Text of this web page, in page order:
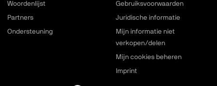
Woordenlijst
Partners
Ondersteuning
Gebruiksvoorwaarden
Juridische informatie
Mijn informatie niet
verkopen/delen
Mijn cookies beheren
Imprint